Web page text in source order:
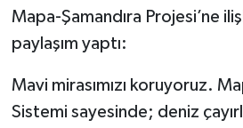
Mapa-Şamandıra Projesi’ne
paylaşım yaptı:
Mavi mirasımızı koruyoruz.
Sistemi sayesinde; deniz